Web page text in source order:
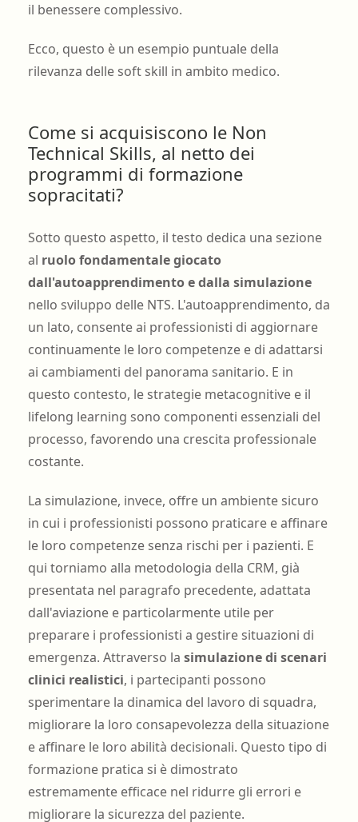
il benessere complessivo.
Ecco, questo è un esempio puntuale della
rilevanza delle soft skill in ambito medico.
Come si acquisiscono le Non
Technical Skills, al netto dei
programmi di formazione
sopracitati?
Sotto questo aspetto, il testo dedica una sezione
al ruolo fondamentale giocato
dall'autoapprendimento e dalla simulazione
nello sviluppo delle NTS. L'autoapprendimento, da
un lato, consente ai professionisti di aggiornare
continuamente le loro competenze e di adattarsi
ai cambiamenti del panorama sanitario. E in
questo contesto, le strategie metacognitive e il
lifelong learning sono componenti essenziali del
processo, favorendo una crescita professionale
costante.
La simulazione, invece, offre un ambiente sicuro
in cui i professionisti possono praticare e affinare
le loro competenze senza rischi per i pazienti. E
qui torniamo alla metodologia della CRM, già
presentata nel paragrafo precedente, adattata
dall'aviazione e particolarmente utile per
preparare i professionisti a gestire situazioni di
emergenza. Attraverso la simulazione di scenari
clinici realistici, i partecipanti possono
sperimentare la dinamica del lavoro di squadra,
migliorare la loro consapevolezza della situazione
e affinare le loro abilità decisionali. Questo tipo di
formazione pratica si è dimostrato
estremamente efficace nel ridurre gli errori e
migliorare la sicurezza del paziente.